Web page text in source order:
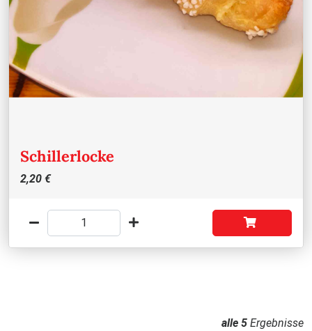
Schillerlocke
2,20 €
alle 5 Ergebnisse